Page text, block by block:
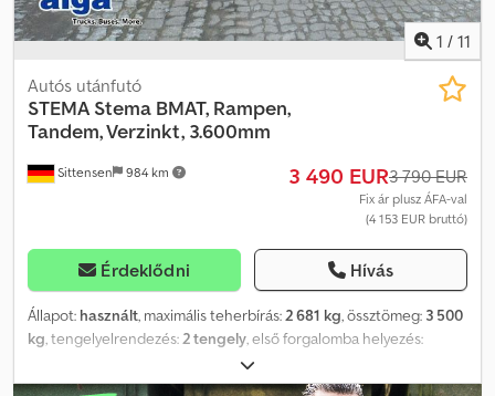
Kérjük, keressen minket!
1 / 11
Sittensen 984 km
Autós utánfutó
STEMA Stema BMAT, Rampen,
Tandem, Verzinkt, 3.600mm
3 490 EUR3 790 EUR
Fix ár plusz ÁFA-val
(4 153 EUR bruttó)
Érdeklődni Hívás
Állapot: használt, maximális teherbírás:2 681 kg, össztömeg: 3 500
kg, tengelyelrendezés:2 tengely, első forgalomba helyezés:
3 600 mm, rakodótér szélesség:
raktérmagasság:200 mm, teljes szélesség:2 400 mm, teljes